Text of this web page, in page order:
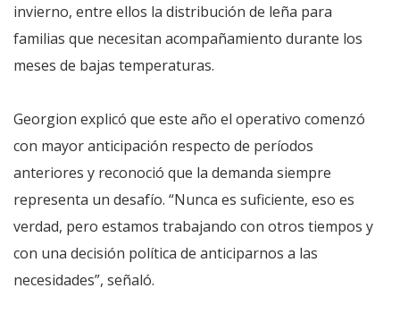
invierno, entre ellos la distribución de leña para
familias que necesitan acompañamiento durante los
meses de bajas temperaturas.
Georgion explicó que este año el operativo comenzó
con mayor anticipación respecto de períodos
anteriores y reconoció que la demanda siempre
representa un desafío. “Nunca es suficiente, eso es
verdad, pero estamos trabajando con otros tiempos y
con una decisión política de anticiparnos a las
necesidades”, señaló.